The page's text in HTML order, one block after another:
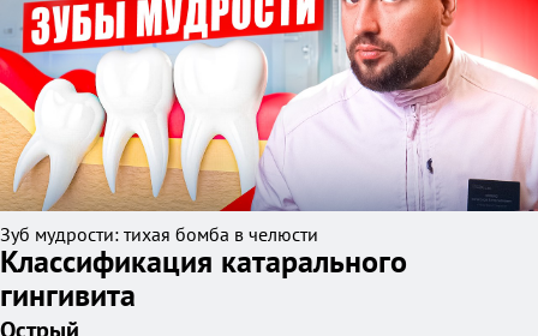
Зуб мудрости: тихая бомба в челюсти
Классификация катарального
гингивита